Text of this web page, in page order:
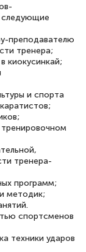
следующие
преподавателю
тренера;
киокусинкай;
и спорта
тренера-
программ;
методик;
спортсменов
техники ударов